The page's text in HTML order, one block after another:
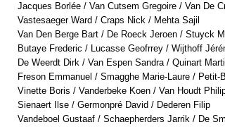
Jacques Borlée / Van Cutsem Gregoire / Van De
Vastesaeger Ward / Craps Nick / Mehta Sajil
Van Den Berge Bart / De Roeck Jeroen / Stuyck
Butaye Frederic / Lucasse Geofrrey / Wijthoff
De Weerdt Dirk / Van Espen Sandra / Quinart
Freson Emmanuel / Smagghe Marie-Laure / Petit-
Vinette Boris / Vanderbeke Koen / Van Houdt
Sienaert Ilse / Germonpré David / Dederen Filip
Vandeboel Gustaaf / Schaepherders Jarrik / De